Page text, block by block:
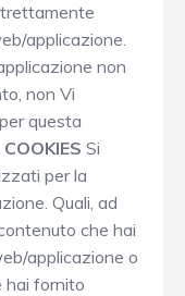
applicazione.
non
non Vi
questa
Si
per la
Quali, ad
che hai
applicazione o
hai fornito